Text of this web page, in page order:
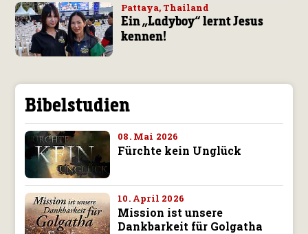
Pattaya, Thailand
Ein „Ladyboy“ lernt Jesus
kennen!
Bibelstudien
08. Mai 2026
Fürchte kein Unglück
10. April 2026
Mission ist unsere
Dankbarkeit für Golgatha